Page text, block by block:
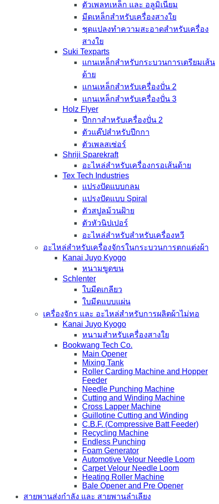
ตัวเพลทเหล็ก และ อลูมิเนียม
มีดเหล็กสำหรับเครื่องสางใย
ชุดแปลงทำความสะอาดสำหรับเครื่อง
สางใย
Suki Texparts
แกนเหล็กสำหรับกระบวนการเตรียมเส้น
ด้าย
แกนเหล็กสำหรับเครื่องปั่น 2
แกนเหล็กสำหรับเครื่องปั่น 3
Holz Flyer
ปีกกาสำหรับเครื่องปั่น 2
ตัวแค๊ปสำหรับปีกกา
ตัวเพลสเซ่อร์
Shriji Sparekraft
อะไหล่สำหรับเครื่องกรอเส้นด้าย
Tex Tech Industries
แปรงปัดแบบกลม
แปรงปัดแบบ Spiral
ตัวสปูลม้วนฝ้าย
ตัวหัวนิปเปอร์
อะไหล่สำหรับสำหรับเครื่องหวี
อะไหล่สำหรับเครื่องจักรในกระบวนการตกแต่งผ้า
Kanai Juyo Kyogo
หนามขูดขน
Schlenter
ใบมีดเกลียว
ใบมีดแบบแผ่น
เครื่องจักร และ อะไหล่สำหรับการผลิตผ้าไม่ทอ
Kanai Juyo Kyogo
หนามสำหรับเครื่องสางใย
Bookwang Tech Co.
Main Opener
Mixing Tank
Roller Carding Machine and Hopper
Feeder
Needle Punching Machine
Cutting and Winding Machine
Cross Lapper Machine
Guillotine Cutting and Winding
C.B.F. (Compressive Batt Feeder)
Recycling Machine
Endless Punching
Foam Generator
Automotive Velour Needle Loom
Carpet Velour Needle Loom
Heating Roller Machine
Bale Opener and Pre Opener
สายพานส่งกำลัง และ สายพานลำเลียง